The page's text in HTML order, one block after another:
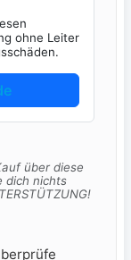
ohne Leiter
über diese
dich nichts